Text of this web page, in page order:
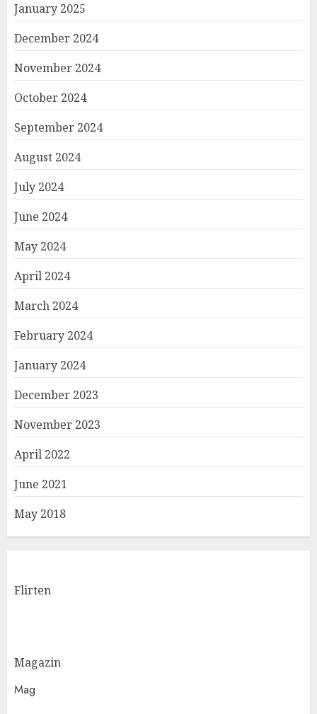
January 2025
December 2024
November 2024
October 2024
September 2024
August 2024
July 2024
June 2024
May 2024
April 2024
March 2024
February 2024
January 2024
December 2023
November 2023
April 2022
June 2021
May 2018
Flirten
Magazin
Mag